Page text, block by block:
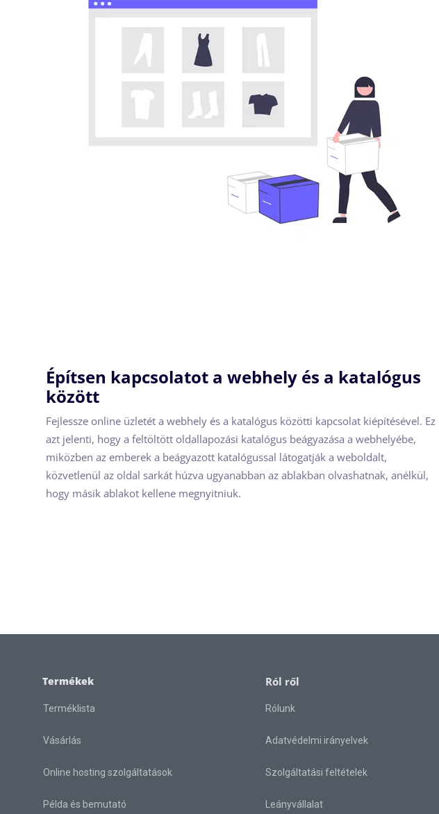
Építsen kapcsolatot a webhely és a katalógus
között
Fejlessze online üzletét a webhely és a katalógus közötti kapcsolat kiépítésével. Ez
azt jelenti, hogy a feltöltött oldallapozási katalógus beágyazása a webhelyébe,
miközben az emberek a beágyazott katalógussal látogatják a weboldalt,
közvetlenül az oldal sarkát húzva ugyanabban az ablakban olvashatnak, anélkül,
hogy másik ablakot kellene megnyitniuk.
Termékek
Terméklista
Vásárlás
Online hosting szolgáltatások
Példa és bemutató
Ról ről
Rólunk
Adatvédelmi irányelvek
Szolgáltatási feltételek
Leányvállalat